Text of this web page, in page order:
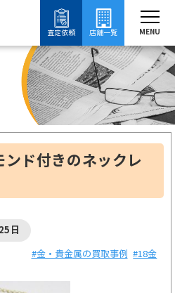
査定依頼
店舗一覧 MENU
18金買取 18金の買取事例
ンド付きのネックレ
日
#金・貴金属の買取事例
#18金